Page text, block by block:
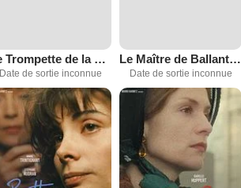
Le Trompette de la Bérésina
Date de sortie inconnue
Le Maître de Ballantrae
Date de sortie inconnue